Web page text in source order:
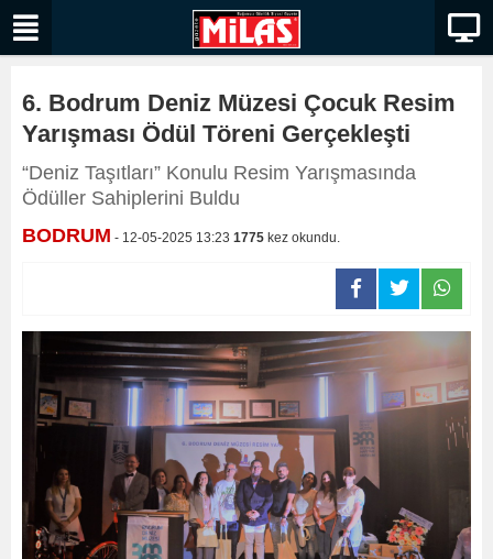
6. Bodrum Deniz Müzesi Çocuk Resim
Yarışması Ödül Töreni Gerçekleşti
“Deniz Taşıtları” Konulu Resim Yarışmasında
Ödüller Sahiplerini Buldu
BODRUM - 12-05-2025 13:23 1775 kez okundu.